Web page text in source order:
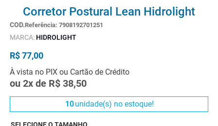
Corretor Postural Lean Hidrolight
Referência: 7908192701251
MARCA: HIDROLIGHT
R$77,00
À vista no PIX ou Cartão de Crédito
ou 2x de R$ 38,50
10unidade(s) no estoque!
cadeira rodas
2º
meia compressao
5º
bota imobilizadora
6º
cadeira rodas agile
7º
meia antitrombo